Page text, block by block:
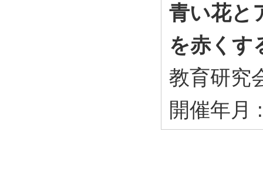
青い花と
を赤くす
教育研究
開催年月